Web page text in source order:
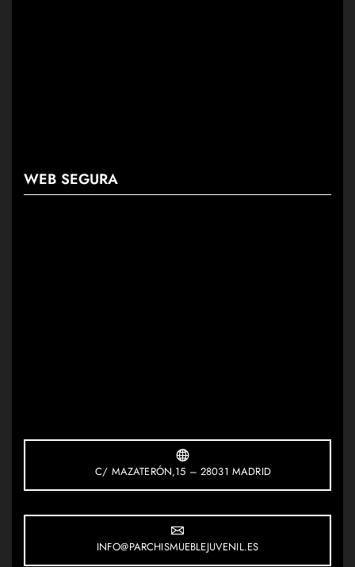
WEB SEGURA
C/ MAZATERÓN,15 – 28031 MADRID
INFO@PARCHISMUEBLEJUVENIL.ES